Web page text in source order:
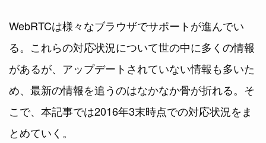
WebRTCは様々なブラウザでサポートが進んでい
る。これらの対応状況について世の中に多くの情報
があるが、アップデートされていない情報も多いた
め、最新の情報を追うのはなかなか骨が折れる。そ
こで、本記事では2016年3末時点での対応状況をま
とめていく。